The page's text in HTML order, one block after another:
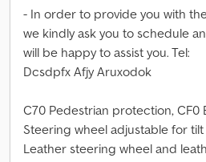
- In order to provide you with
we kindly ask you to schedule
will be happy to assist you. Tel:
Dcsdpfx Afjy Aruxodok
C70 Pedestrian protection, CF0
Steering wheel adjustable for
Leather steering wheel and